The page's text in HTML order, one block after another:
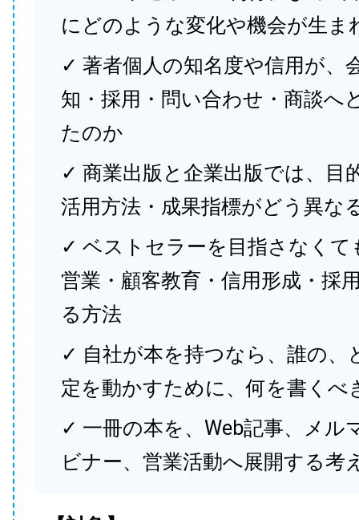
にどのような変化や機会が生ま
✓ 著者個人の知名度や信用が、
知・採用・問い合わせ・商談へ
たのか
✓ 商業出版と企業出版では、目
活用方法・成果指標がどう異な
✓ ベストセラーを目指さなくて
営業・顧客教育・信用形成・採
る方法
✓ 自社が本を持つなら、誰の、
定を動かすために、何を書くべ
✓ 一冊の本を、Web記事、メル
ビナー、営業活動へ展開する考